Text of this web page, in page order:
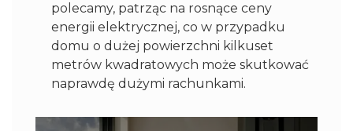
polecamy, patrząc na rosnące ceny
energii elektrycznej, co w przypadku
domu o dużej powierzchni kilkuset
metrów kwadratowych może skutkować
naprawdę dużymi rachunkami.